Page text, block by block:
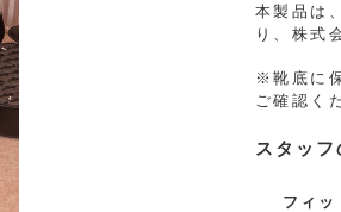
本製品は
り、株式
※靴底に
ご確認く
スタッフ
フィッ